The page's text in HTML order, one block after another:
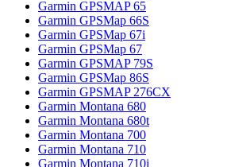
Garmin GPSMAP 65
Garmin GPSMap 66S
Garmin GPSMap 67i
Garmin GPSMap 67
Garmin GPSMAP 79S
Garmin GPSMap 86S
Garmin GPSMAP 276CX
Garmin Montana 680
Garmin Montana 680t
Garmin Montana 700
Garmin Montana 710
Garmin Montana 710i